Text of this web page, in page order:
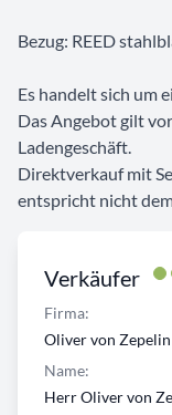
Verkäufer
Firma:
Oliver von
Name:
Herr Oliver von
Bezug: REED
Es handelt sich um
Das Angebot gilt
Ladengeschäft.
Direktverkauf mit
entspricht nicht